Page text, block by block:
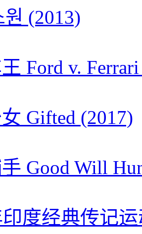
(2013)
Ford v.
Gifted (2017)
Good Will
印度经典传记